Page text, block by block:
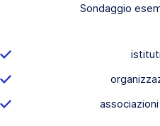
Sondaggio